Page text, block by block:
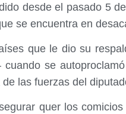
desde el pasado 5
se encuentra en
que le dio su
se
las fuerzas del
quer los